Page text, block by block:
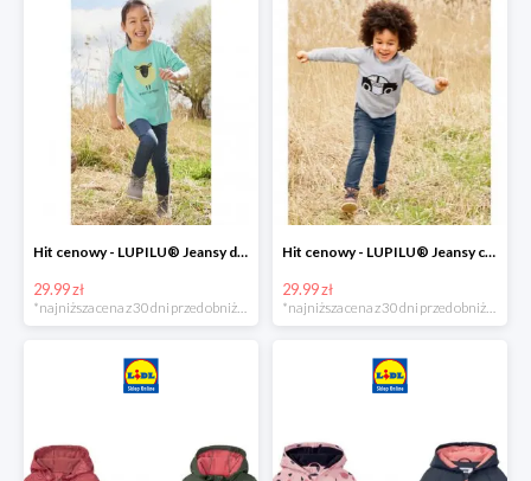
Hit cenowy - LUPILU® Jeansy dziewczęce slim fit
29.99 zł
Hit cenowy - LUPILU® Jeansy chłopięce slim fit
29.99 zł